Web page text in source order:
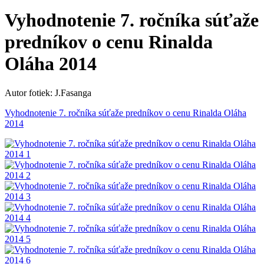
Vyhodnotenie 7. ročníka súťaže
predníkov o cenu Rinalda
Oláha 2014
Autor fotiek: J.Fasanga
Vyhodnotenie 7. ročníka súťaže predníkov o cenu Rinalda Oláha
2014